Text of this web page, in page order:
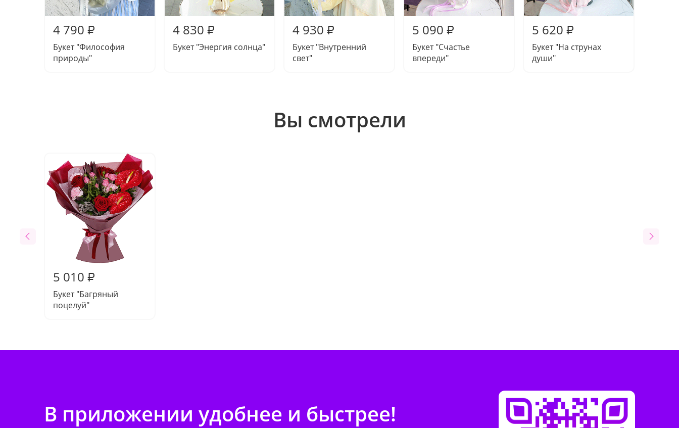
4 790 ₽
Букет "Философия
природы"
4 830 ₽
Букет "Энергия солнца"
4 930 ₽
Букет "Внутренний
свет"
5 090 ₽
Букет "Счастье
впереди"
5 620 ₽
Букет "На струнах
души"
Вы смотрели
5 010 ₽
Букет "Багряный
поцелуй"
В приложении удобнее и быстрее!